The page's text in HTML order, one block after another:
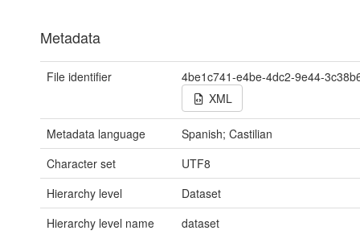
Metadata
File identifier
4be1c741-e4be-4dc2-9e44-
XML
Metadata language
Spanish; Castilian
Character set
UTF8
Hierarchy level
Dataset
Hierarchy level name
dataset